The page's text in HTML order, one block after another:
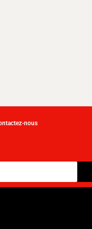
nous